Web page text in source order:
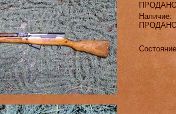
Наличие: